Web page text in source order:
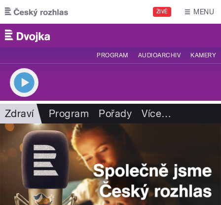
Přejít k hlavnímu obsahu
ŽIVĚ MENU
PROGRAM AUDIOARCHIV KAMERY
Zdraví Program Pořady Více…